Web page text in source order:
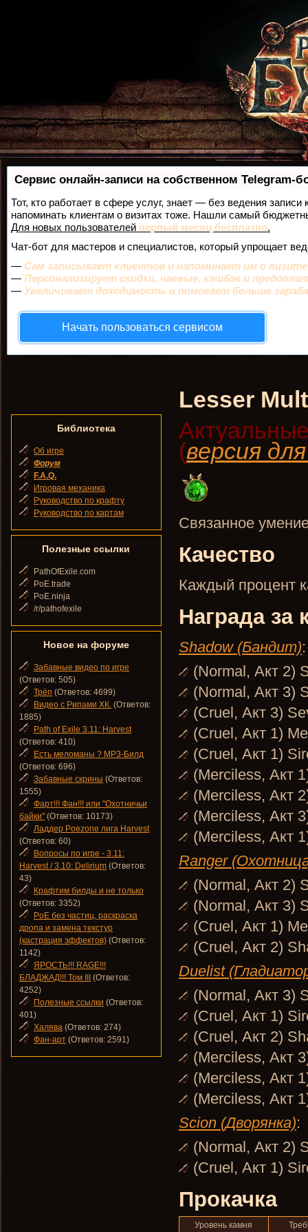
Сервис онлайн-записи на собственном Telegram-
Тот, кто работает в сфере услуг, знает — без ведения
напоминать клиентам о визитах тоже. Нашли самый
Для новых пользователей первый месяц бесплатно.
Чат-бот для мастеров и специалистов, который упрощает
— Сам записывает клиентов и напоминает им о
— Персонализирует скидки, чаевые, кэшбэк и
— Увеличивает доходимость и помогает больше
Начать пользоваться сервисом
Lesser
(версия
Связанное
Качество
Каждый процент
Награда за
Shadow (Бандит):
(Normal, Акт 2)
(Normal, Акт 3)
(Cruel, Акт 3)
(Cruel, Акт 1)
(Cruel, Акт 1)
(Merciless, Акт
(Merciless, Акт
(Merciless, Акт
(Merciless, Акт
Ranger
(Normal, Акт 2)
(Normal, Акт 3)
(Cruel, Акт 1)
(Cruel, Акт 2)
Duelist
(Normal, Акт 3)
(Cruel, Акт 1)
(Cruel, Акт 2)
(Merciless, Акт
(Merciless, Акт
(Merciless, Акт
Scion (Дворянка):
(Normal, Акт 2)
(Cruel, Акт 1)
Прокачка
Уровень камня
Библиотека
Об игре
Форум
F.A.Q.
Игровая механика
Руководство по крафту
Руководство по картам
Полезные ссылки
PathOfExile.com
PoE.trade
PoE.ninja
/r/pathofexile
Новое на форуме
Забавные видео по игре
(Ответов: 505)
Трёп (Ответов: 4699)
Видео с Рипами ХК. (Ответов:
1885)
Path of Exile 3.11: Harvest
(Ответов: 410)
Есть меломаны ? MP3-Билд
(Ответов: 696)
Забавные скрины (Ответов:
1555)
Фарт!!! Фан!!! или "Охотничьи
байки" (Ответов: 10173)
Ладдер Poezone лига Harvest
(Ответов: 60)
Вопросы по игре - 3.11:
Harvest / 3.10: Delirium (Ответов:
43)
Крафтим билды и не только
(Ответов: 3352)
PoE без частиц, раскраска
дропа и замена текстур
(кастрация эффектов) (Ответов:
1142)
ЯРОСТЬ!!! RAGE!!!
БЛАДЖАД!!! Том III
(Ответов:
4252)
Полезные ссылки (Ответов:
401)
Халява (Ответов: 274)
Фан-арт (Ответов: 2591)